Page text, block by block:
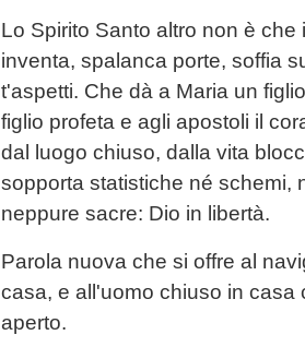
Lo Spirito Santo altro non è
inventa, spalanca porte, soffia
t'aspetti. Che dà a Maria un
figlio profeta e agli apostoli il
dal luogo chiuso, dalla vita
sopporta statistiche né schemi,
neppure sacre: Dio in libertà.
Parola nuova che si offre al
casa, e all'uomo chiuso in casa
aperto.